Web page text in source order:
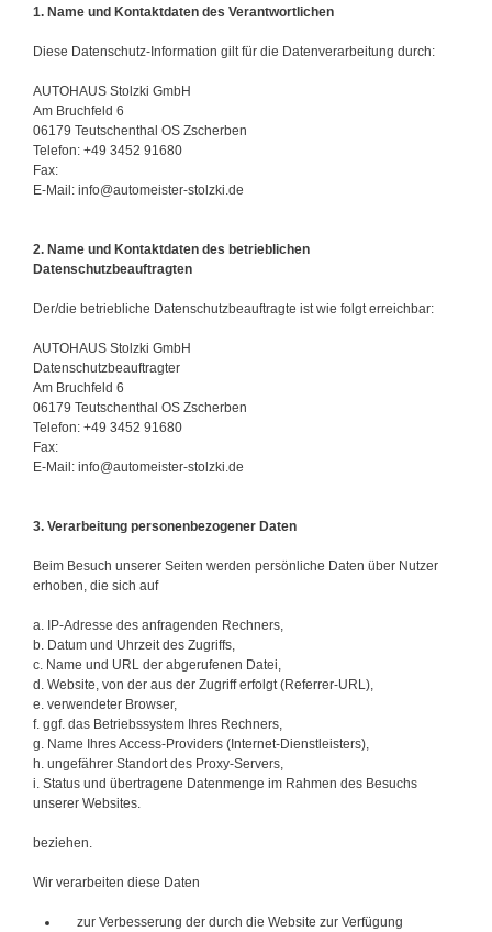
1. Name und Kontaktdaten des Verantwortlichen
Diese Datenschutz-Information gilt für die Datenverarbeitung durch:
AUTOHAUS Stolzki GmbH
Am Bruchfeld 6
06179 Teutschenthal OS Zscherben
Telefon: +49 3452 91680
Fax:
E-Mail: info@automeister-stolzki.de
2. Name und Kontaktdaten des betrieblichen
Datenschutzbeauftragten
Der/die betriebliche Datenschutzbeauftragte ist wie folgt erreichbar:
AUTOHAUS Stolzki GmbH
Datenschutzbeauftragter
Am Bruchfeld 6
06179 Teutschenthal OS Zscherben
Telefon: +49 3452 91680
Fax:
E-Mail: info@automeister-stolzki.de
3. Verarbeitung personenbezogener Daten
Beim Besuch unserer Seiten werden persönliche Daten über Nutzer
erhoben, die sich auf
a. IP-Adresse des anfragenden Rechners,
b. Datum und Uhrzeit des Zugriffs,
c. Name und URL der abgerufenen Datei,
d. Website, von der aus der Zugriff erfolgt (Referrer-URL),
e. verwendeter Browser,
f. ggf. das Betriebssystem Ihres Rechners,
g. Name Ihres Access-Providers (Internet-Dienstleisters),
h. ungefährer Standort des Proxy-Servers,
i. Status und übertragene Datenmenge im Rahmen des Besuchs
unserer Websites.
beziehen.
Wir verarbeiten diese Daten
zur Verbesserung der durch die Website zur Verfügung